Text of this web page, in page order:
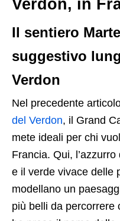
Verdon, in
Il sentiero
suggestivo
Verdon
Nel precedente
del Verdon, il Grand
mete ideali per chi
Francia. Qui,
e il verde vivace delle
modellano un
più belli da percorrere